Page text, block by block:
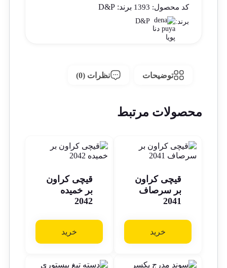
کد محصول: 1393 برند: D&P
برند: D&P
توضیحات نظرات (0)
محصولات مرتبط
قیچی کراون
بر سرصاف
2041
خرید
قیچی کراون
بر خمیده
2042
خرید